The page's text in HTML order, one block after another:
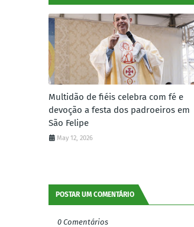
Multidão de fiéis celebra com fé e
devoção a festa dos padroeiros em
São Felipe
May 12, 2026
POSTAR UM COMENTÁRIO
0 Comentários